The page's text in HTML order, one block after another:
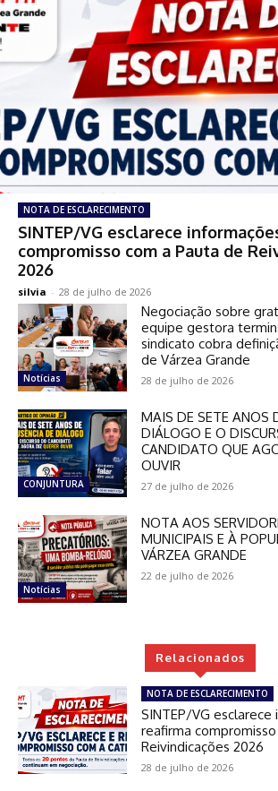
NOTA DE ESCLARECIMENTO
SINTEP/VG esclarece
compromisso com a Pauta de
2026
silvia - 28 de julho de 2026
Notícias
Negociação sobre
equipe gestora
sindicato cobra
de Várzea Grande
28 de julho de 2026
CONJUNTURA
MAIS DE SETE ANOS
DIÁLOGO E O
CANDIDATO QUE
OUVIR
27 de julho de 2026
Notícias
NOTA AOS
MUNICIPAIS E À
VÁRZEA GRANDE
22 de julho de 2026
Relacionados
NOTA DE ESCLARECIMENTO
SINTEP/VG esclarece
reafirma
Reivindicações 2026
28 de julho de 2026